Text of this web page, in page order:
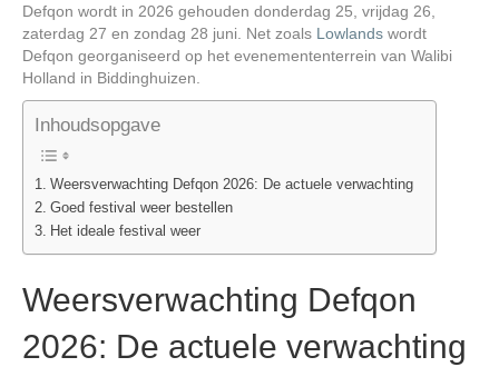
V
d
e
o
Defqon wordt in 2026 gehouden donderdag 25, vrijdag 26,
zaterdag 27 en zondag 28 juni. Net zoals Lowlands wordt
Defqon georganiseerd op het evenemententerrein van Walibi
Holland in Biddinghuizen.
Inhoudsopgave
Weersverwachting Defqon 2026: De actuele verwachting
Goed festival weer bestellen
Het ideale festival weer
Weersverwachting Defqon
2026: De actuele verwachting